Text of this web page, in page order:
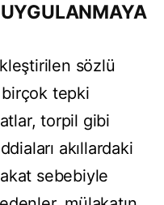
sözlü
tepki
torpil gibi
akıllardaki
sebebiyle